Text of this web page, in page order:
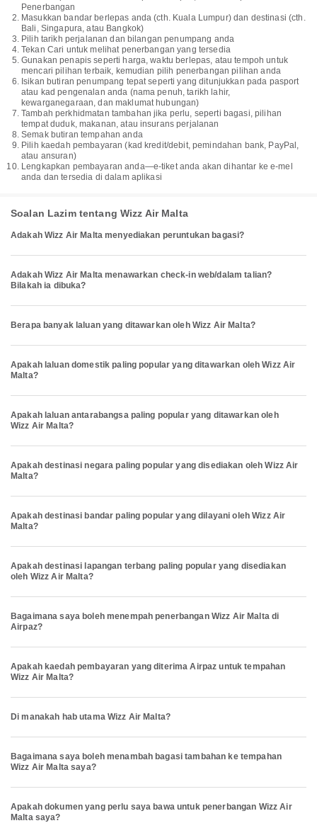
Penerbangan
Masukkan bandar berlepas anda (cth. Kuala Lumpur) dan destinasi (cth.
Bali, Singapura, atau Bangkok)
Pilih tarikh perjalanan dan bilangan penumpang anda
Tekan Cari untuk melihat penerbangan yang tersedia
Gunakan penapis seperti harga, waktu berlepas, atau tempoh untuk
mencari pilihan terbaik, kemudian pilih penerbangan pilihan anda
Isikan butiran penumpang tepat seperti yang ditunjukkan pada pasport
atau kad pengenalan anda (nama penuh, tarikh lahir,
kewarganegaraan, dan maklumat hubungan)
Tambah perkhidmatan tambahan jika perlu, seperti bagasi, pilihan
tempat duduk, makanan, atau insurans perjalanan
Semak butiran tempahan anda
Pilih kaedah pembayaran (kad kredit/debit, pemindahan bank, PayPal,
atau ansuran)
Lengkapkan pembayaran anda—e-tiket anda akan dihantar ke e-mel
anda dan tersedia di dalam aplikasi
Soalan Lazim tentang Wizz Air Malta
Adakah Wizz Air Malta menyediakan peruntukan bagasi?
Adakah Wizz Air Malta menawarkan check-in web/dalam talian?
Bilakah ia dibuka?
Berapa banyak laluan yang ditawarkan oleh Wizz Air Malta?
Apakah laluan domestik paling popular yang ditawarkan oleh Wizz Air
Malta?
Apakah laluan antarabangsa paling popular yang ditawarkan oleh
Wizz Air Malta?
Apakah destinasi negara paling popular yang disediakan oleh Wizz Air
Malta?
Apakah destinasi bandar paling popular yang dilayani oleh Wizz Air
Malta?
Apakah destinasi lapangan terbang paling popular yang disediakan
oleh Wizz Air Malta?
Bagaimana saya boleh menempah penerbangan Wizz Air Malta di
Airpaz?
Apakah kaedah pembayaran yang diterima Airpaz untuk tempahan
Wizz Air Malta?
Di manakah hab utama Wizz Air Malta?
Bagaimana saya boleh menambah bagasi tambahan ke tempahan
Wizz Air Malta saya?
Apakah dokumen yang perlu saya bawa untuk penerbangan Wizz Air
Malta saya?